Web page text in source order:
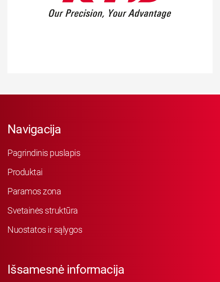
Navigacija
Pagrindinis puslapis
Produktai
Paramos zona
Svetainės struktūra
Nuostatos ir sąlygos
Išsamesnė informacija